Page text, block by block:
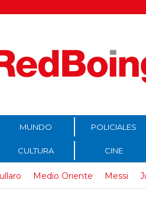
MUNDO POLICIALES
CULTURA CINE
Medio Oriente Messi